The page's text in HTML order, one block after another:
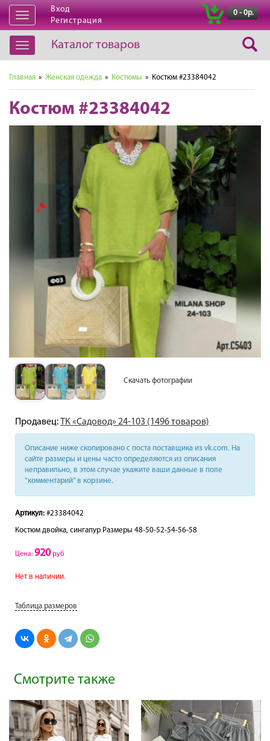
Открыть
навигацию
Вход
Регистрация
0 - 0р.
Открыть
навигацию
Каталог товаров
Главная » Женская одежда » Костюмы » Костюм #23384042
Костюм #23384042
Скачать фотографии
Продавец:ТК «Садовод» 24-103 (1496 товаров)
Описание ниже скопировано с поста поставщика из vk.com. На
сайте размеры и цены часто определяются из описания
неправильно, в этом случае укажите ваши данные в поле
“комментарий” в корзине.
Артикул: #23384042
Костюм двойка, сингапур Размеры 48-50-52-54-56-58
Цена: 920руб
Нет в наличии.
Таблица размеров
Смотрите также